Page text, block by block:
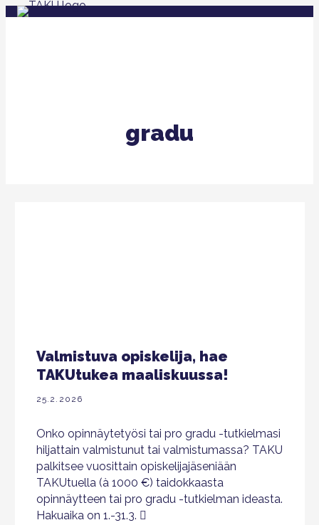
gradu
Valmistuva opiskelija, hae
TAKUtukea maaliskuussa!
25.2.2026
Onko opinnäytetyösi tai pro gradu -tutkielmasi
hiljattain valmistunut tai valmistumassa? TAKU
palkitsee vuosittain opiskelijajäseniään
TAKUtuella (à 1000 €) taidokkaasta
opinnäytteen tai pro gradu -tutkielman ideasta.
Hakuaika on 1.-31.3.